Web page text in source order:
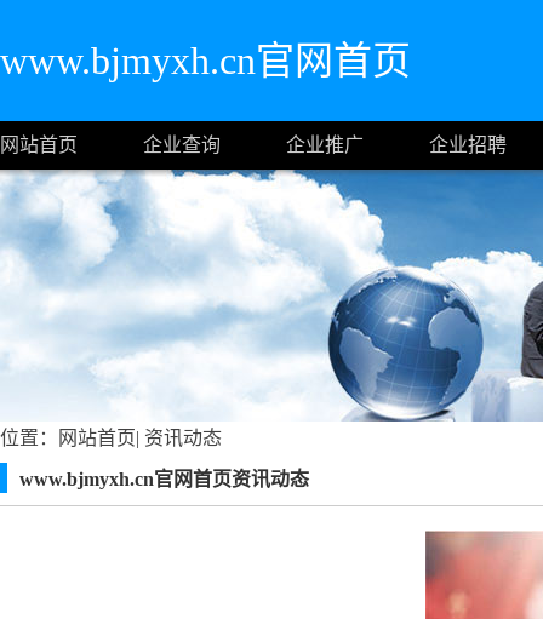
www.bjmyxh.cn官网首页
网站首页 企业查询 企业推广 企业招聘
位置： 网站首页| 资讯动态
www.bjmyxh.cn官网首页资讯动态